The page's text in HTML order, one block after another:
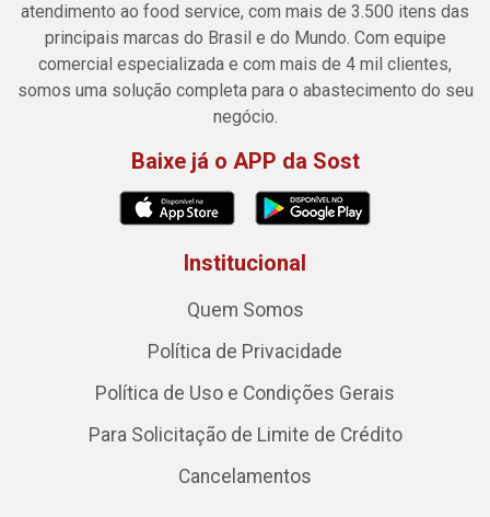
atendimento ao food service, com mais de 3.500 itens das
principais marcas do Brasil e do Mundo. Com equipe
comercial especializada e com mais de 4 mil clientes,
somos uma solução completa para o abastecimento do seu
negócio.
Baixe já o APP da Sost
Institucional
Quem Somos
Política de Privacidade
Política de Uso e Condições Gerais
Para Solicitação de Limite de Crédito
Cancelamentos